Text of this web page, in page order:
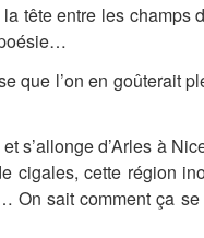
tête entre les champs
que l’on en goûterait
s’allonge d’Arles à
cigales, cette région
On sait comment ça